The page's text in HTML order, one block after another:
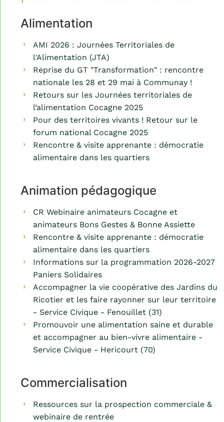
Alimentation
AMI 2026 : Journées Territoriales de
l'Alimentation (JTA)
Reprise du GT "Transformation" : rencontre
nationale les 28 et 29 mai à Communay !
Retours sur les Journées territoriales de
l’alimentation Cocagne 2025
Pour des territoires vivants ! Retour sur le
forum national Cocagne 2025
Rencontre & visite apprenante : démocratie
alimentaire dans les quartiers
Animation pédagogique
CR Webinaire animateurs Cocagne et
animateurs Bons Gestes & Bonne Assiette
Rencontre & visite apprenante : démocratie
alimentaire dans les quartiers
Informations sur la programmation 2026-2027
Paniers Solidaires
Accompagner la vie coopérative des Jardins du
Ricotier et les faire rayonner sur leur territoire
- Service Civique - Fenouillet (31)
Promouvoir une alimentation saine et durable
et accompagner au bien-vivre alimentaire -
Service Civique - Hericourt (70)
Commercialisation
Ressources sur la prospection commerciale &
webinaire de rentrée